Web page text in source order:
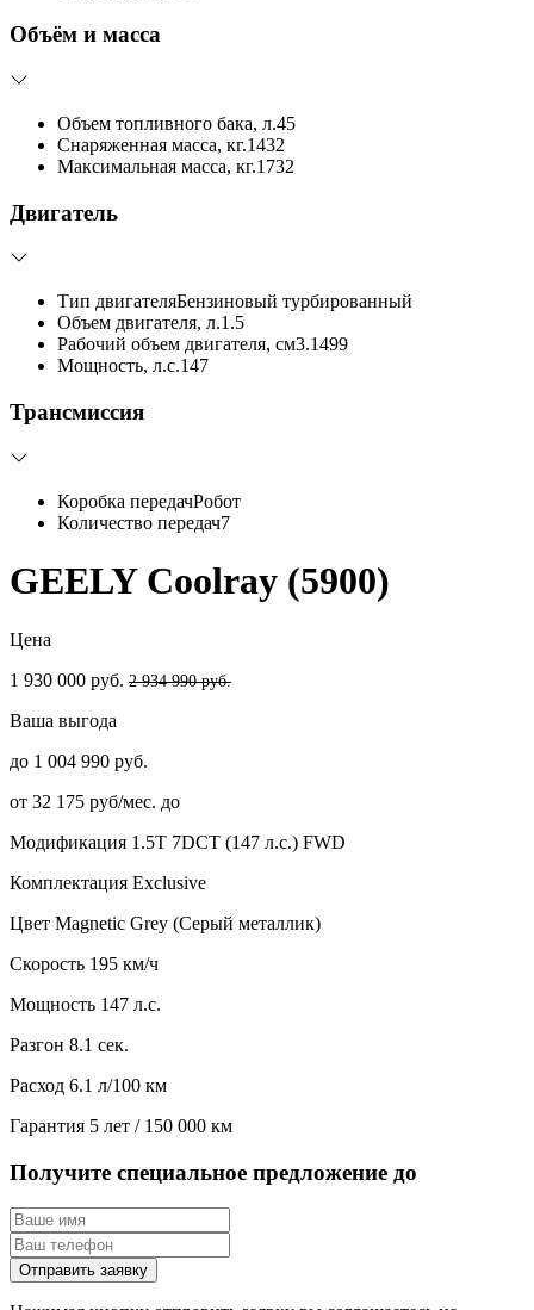
Объём и масса
Объем топливного бака, л.45
Снаряженная масса, кг.1432
Максимальная масса, кг.1732
Двигатель
Тип двигателяБензиновый турбированный
Объем двигателя, л.1.5
Рабочий объем двигателя, см3.1499
Мощность, л.с.147
Трансмиссия
Коробка передачРобот
Количество передач7
GEELY Coolray (5900)
Цена
1 930 000 руб. 2 934 990 руб.
Ваша выгода
до 1 004 990 руб.
от 32 175 руб/мес. до
Модификация 1.5T 7DCT (147 л.с.) FWD
Комплектация Exclusive
Цвет Magnetic Grey (Серый металлик)
Скорость 195 км/ч
Мощность 147 л.с.
Разгон 8.1 сек.
Расход 6.1 л/100 км
Гарантия 5 лет / 150 000 км
Получите специальное предложение до
Отправить заявку